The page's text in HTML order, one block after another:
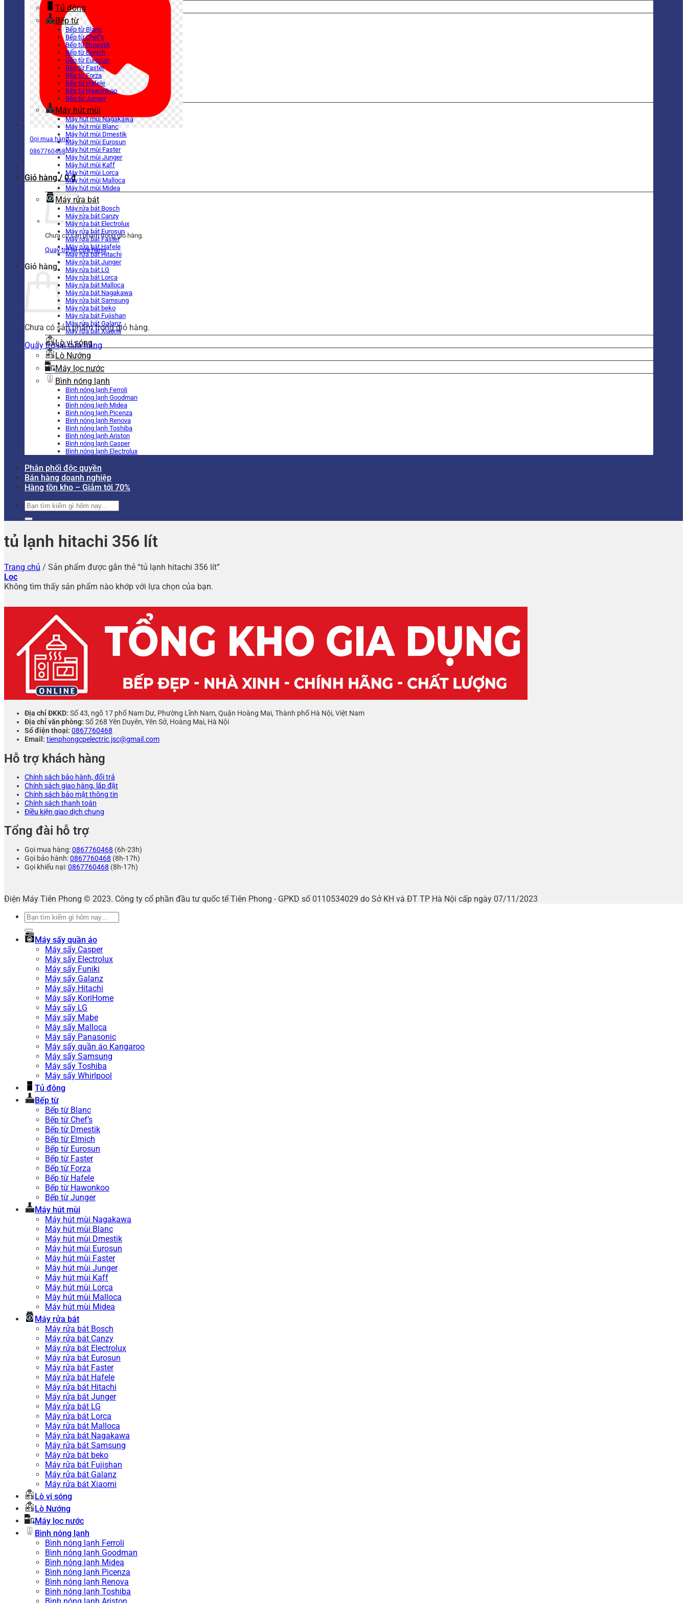
Gọi mua hàng
0867760468
Giỏ hàng / 0₫
Chưa có sản phẩm trong giỏ hàng.
Quay trở lại cửa hàng
Giỏ hàng
Chưa có sản phẩm trong giỏ hàng.
Quay trở lại cửa hàng
Tủ đông
Bếp từ
Bếp từ Blanc
Bếp từ Chef’s
Bếp từ Dmestik
Bếp từ Elmich
Bếp từ Eurosun
Bếp từ Faster
Bếp từ Forza
Bếp từ Hafele
Bếp từ Hawonkoo
Bếp từ Junger
Máy hút mùi
Máy hút mùi Nagakawa
Máy hút mùi Blanc
Máy hút mùi Dmestik
Máy hút mùi Eurosun
Máy hút mùi Faster
Máy hút mùi Junger
Máy hút mùi Kaff
Máy hút mùi Lorca
Máy hút mùi Malloca
Máy hút mùi Midea
Máy rửa bát
Máy rửa bát Bosch
Máy rửa bát Canzy
Máy rửa bát Electrolux
Máy rửa bát Eurosun
Máy rửa bát Faster
Máy rửa bát Hafele
Máy rửa bát Hitachi
Máy rửa bát Junger
Máy rửa bát LG
Máy rửa bát Lorca
Máy rửa bát Malloca
Máy rửa bát Nagakawa
Máy rửa bát Samsung
Máy rửa bát beko
Máy rửa bát Fujishan
Máy rửa bát Galanz
Máy rửa bát Xiaomi
Lò vi sóng
Lò Nướng
Máy lọc nước
Bình nóng lạnh
Bình nóng lạnh Ferroli
Bình nóng lạnh Goodman
Bình nóng lạnh Midea
Bình nóng lạnh Picenza
Bình nóng lạnh Renova
Bình nóng lạnh Toshiba
Bình nóng lạnh Ariston
Bình nóng lạnh Casper
Bình nóng lạnh Electrolux
Phân phối độc quyền
Bán hàng doanh nghiệp
Hàng tồn kho – Giảm tới 70%
Tìm
kiếm:
tủ lạnh hitachi 356 lít
Trang chủ / Sản phẩm được gắn thẻ “tủ lạnh hitachi 356 lít”
Lọc
Không tìm thấy sản phẩm nào khớp với lựa chọn của bạn.
Địa chỉ ĐKKD: Số 43, ngõ 17 phố Nam Dư, Phường Lĩnh Nam, Quận Hoàng Mai, Thành phố Hà Nội, Việt Nam
Địa chỉ văn phòng: Số 268 Yên Duyên, Yên Sở, Hoàng Mai, Hà Nội
Số điện thoại: 0867760468
Email: tienphongcpelectric.jsc@gmail.com
Hỗ trợ khách hàng
Chính sách bảo hành, đổi trả
Chính sách giao hàng, lắp đặt
Chính sách bảo mật thông tin
Chính sách thanh toán
Điều kiện giao dịch chung
Tổng đài hỗ trợ
Gọi mua hàng:0867760468 (6h-23h)
Gọi bảo hành:0867760468 (8h-17h)
Gọi khiếu nại:0867760468 (8h-17h)
Điện Máy Tiên Phong © 2023. Công ty cổ phần đầu tư quốc tế Tiên Phong - GPKD số 0110534029 do Sở KH và ĐT TP Hà Nội cấp ngày 07/11/2023
Tìm
Máy sấy quần áo
Máy sấy Casper
Máy sấy Electrolux
Máy sấy Funiki
Máy sấy Galanz
Máy sấy Hitachi
Máy sấy KoriHome
Máy sấy LG
Máy sấy Mabe
Máy sấy Malloca
Máy sấy Panasonic
Máy sấy quần áo Kangaroo
Máy sấy Samsung
Máy sấy Toshiba
Máy sấy Whirlpool
Tủ đông
Bếp từ
Bếp từ Blanc
Bếp từ Chef’s
Bếp từ Dmestik
Bếp từ Elmich
Bếp từ Eurosun
Bếp từ Faster
Bếp từ Forza
Bếp từ Hafele
Bếp từ Hawonkoo
Bếp từ Junger
Máy hút mùi
Máy hút mùi Nagakawa
Máy hút mùi Blanc
Máy hút mùi Dmestik
Máy hút mùi Eurosun
Máy hút mùi Faster
Máy hút mùi Junger
Máy hút mùi Kaff
Máy hút mùi Lorca
Máy hút mùi Malloca
Máy hút mùi Midea
Máy rửa bát
Máy rửa bát Bosch
Máy rửa bát Canzy
Máy rửa bát Electrolux
Máy rửa bát Eurosun
Máy rửa bát Faster
Máy rửa bát Hafele
Máy rửa bát Hitachi
Máy rửa bát Junger
Máy rửa bát LG
Máy rửa bát Lorca
Máy rửa bát Malloca
Máy rửa bát Nagakawa
Máy rửa bát Samsung
Máy rửa bát beko
Máy rửa bát Fujishan
Máy rửa bát Galanz
Máy rửa bát Xiaomi
Lò vi sóng
Lò Nướng
Máy lọc nước
Bình nóng lạnh
Bình nóng lạnh Ferroli
Bình nóng lạnh Goodman
Bình nóng lạnh Midea
Bình nóng lạnh Picenza
Bình nóng lạnh Renova
Bình nóng lạnh Toshiba